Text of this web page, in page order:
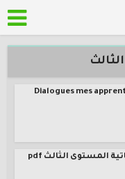
Dialogues mes
دليل المهارات الحياتية المستوى الثالث pdf